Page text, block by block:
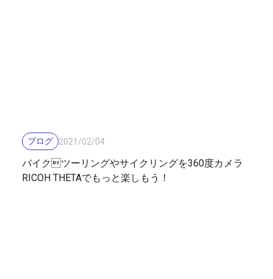
ブログ 2021 /02/04
バイクツーリングやサイクリングを360度カメラ
RICOH THETAでもっと楽しもう！